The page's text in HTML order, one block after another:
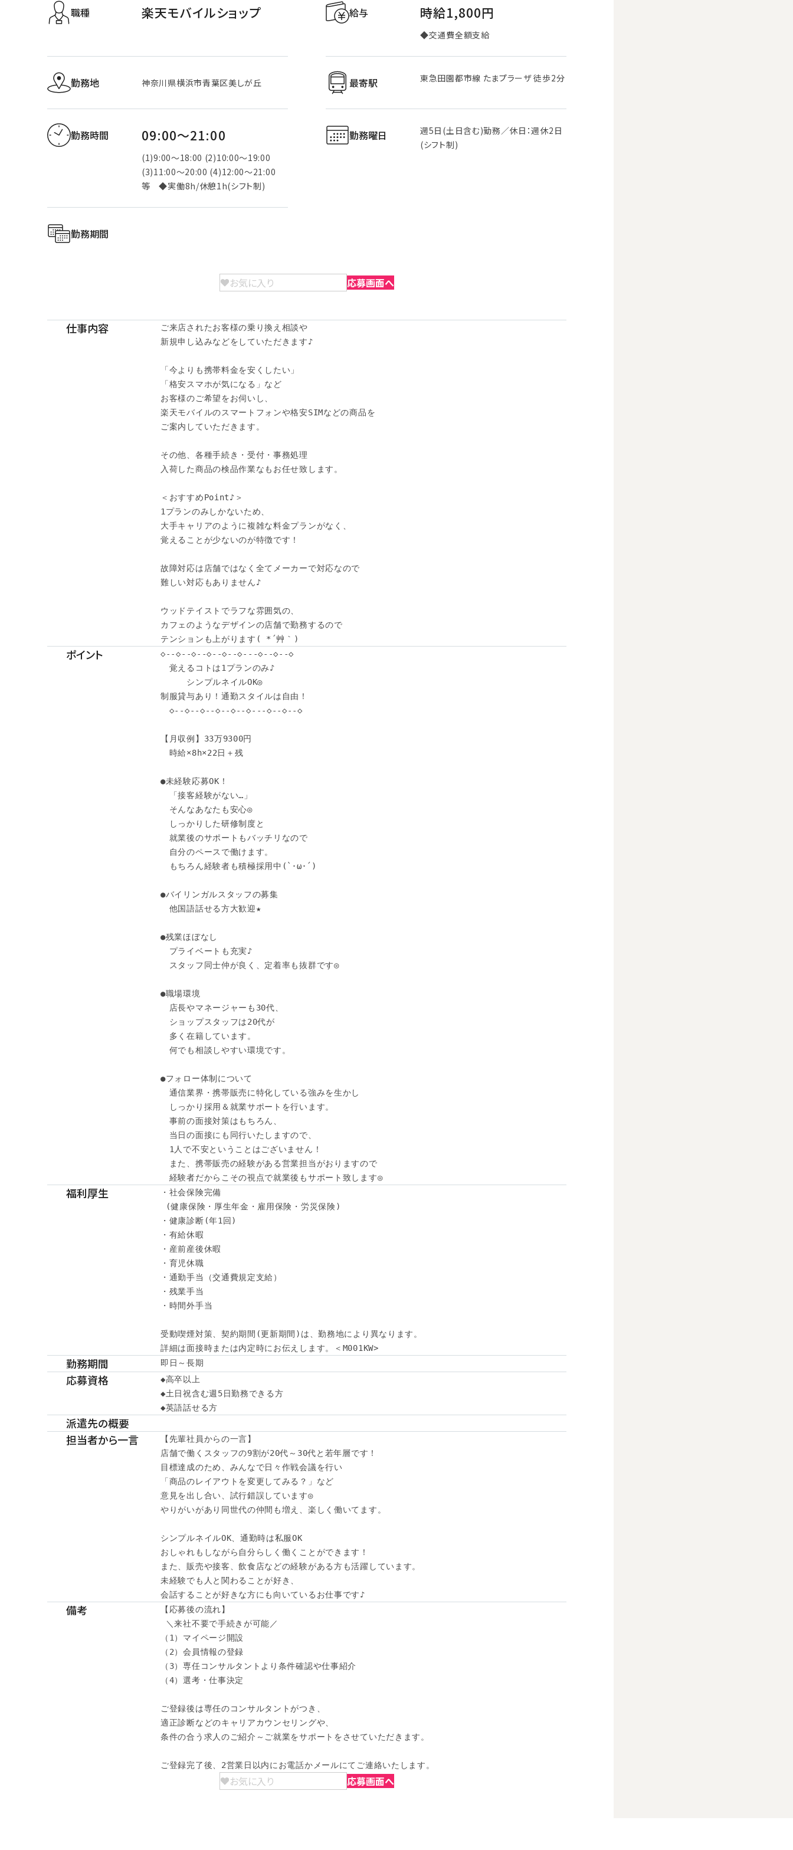
職種 楽天モバイルショップ 給与 時給1,800円
◆交通費全額支給
勤務地 神奈川県横浜市青葉区美しが丘 最寄駅 東急田園都市線 たまプラーザ 徒歩2分
勤務時間 09:00～21:00
(1)9:00～18:00 (2)10:00～19:00
(3)11:00～20:00 (4)12:00～21:00
等 ◆実働8h/休憩1h(シフト制)
勤務曜日
週5日(土日含む)勤務／休日：週休2日
(シフト制)
勤務期間
お気に入り 応募画面へ
仕事内容
ご来店されたお客様の乗り換え相談や
新規申し込みなどをしていただきます♪
「今よりも携帯料金を安くしたい」
「格安スマホが気になる」など
お客様のご希望をお伺いし、
楽天モバイルのスマートフォンや格安SIMなどの商品を
ご案内していただきます。
その他、各種手続き・受付・事務処理
入荷した商品の検品作業なもお任せ致します。
＜おすすめPoint♪＞
1プランのみしかないため、
大手キャリアのように複雑な料金プランがなく、
覚えることが少ないのが特徴です！
故障対応は店舗ではなく全てメーカーで対応なので
難しい対応もありません♪
ウッドテイストでラフな雰囲気の、
カフェのようなデザインの店舗で勤務するので
テンションも上がります( *´艸｀)
ポイント
◇--◇--◇--◇--◇--◇---◇--◇--◇
覚えるコトは1プランのみ♪
シンプルネイルOK◎
制服貸与あり！通勤スタイルは自由！
◇--◇--◇--◇--◇--◇---◇--◇--◇
【月収例】33万9300円
時給×8h×22日＋残
●未経験応募OK！
「接客経験がない…」
そんなあなたも安心◎
しっかりした研修制度と
就業後のサポートもバッチリなので
自分のペースで働けます。
もちろん経験者も積極採用中(`･ω･´)
●バイリンガルスタッフの募集
他国語話せる方大歓迎★
●残業ほぼなし
プライベートも充実♪
スタッフ同士仲が良く、定着率も抜群です◎
●職場環境
店長やマネージャーも30代、
ショップスタッフは20代が
多く在籍しています。
何でも相談しやすい環境です。
●フォロー体制について
通信業界・携帯販売に特化している強みを生かし
しっかり採用＆就業サポートを行います。
事前の面接対策はもちろん、
当日の面接にも同行いたしますので、
1人で不安ということはございません！
また、携帯販売の経験がある営業担当がおりますので
経験者だからこその視点で就業後もサポート致します◎
福利厚生
・社会保険完備
(健康保険・厚生年金・雇用保険・労災保険)
・健康診断(年1回)
・有給休暇
・産前産後休暇
・育児休職
・通勤手当（交通費規定支給）
・残業手当
・時間外手当
受動喫煙対策、契約期間(更新期間)は、勤務地により異なります。
詳細は面接時または内定時にお伝えします。＜M001KW>
勤務期間 即日～長期
応募資格
◆高卒以上
◆土日祝含む週5日勤務できる方
◆英語話せる方
派遣先の概要
担当者から一言
【先輩社員からの一言】
店舗で働くスタッフの9割が20代～30代と若年層です！
目標達成のため、みんなで日々作戦会議を行い
「商品のレイアウトを変更してみる？」など
意見を出し合い、試行錯誤しています◎
やりがいがあり同世代の仲間も増え、楽しく働いてます。
シンプルネイルOK、通勤時は私服OK
おしゃれもしながら自分らしく働くことができます！
また、販売や接客、飲食店などの経験がある方も活躍しています。
未経験でも人と関わることが好き、
会話することが好きな方にも向いているお仕事です♪
備考
【応募後の流れ】
＼来社不要で手続きが可能／
（1）マイページ開設
（2）会員情報の登録
（3）専任コンサルタントより条件確認や仕事紹介
（4）選考・仕事決定
ご登録後は専任のコンサルタントがつき、
適正診断などのキャリアカウンセリングや、
条件の合う求人のご紹介～ご就業をサポートをさせていただきます。
ご登録完了後、2営業日以内にお電話かメールにてご連絡いたします。
お気に入り 応募画面へ